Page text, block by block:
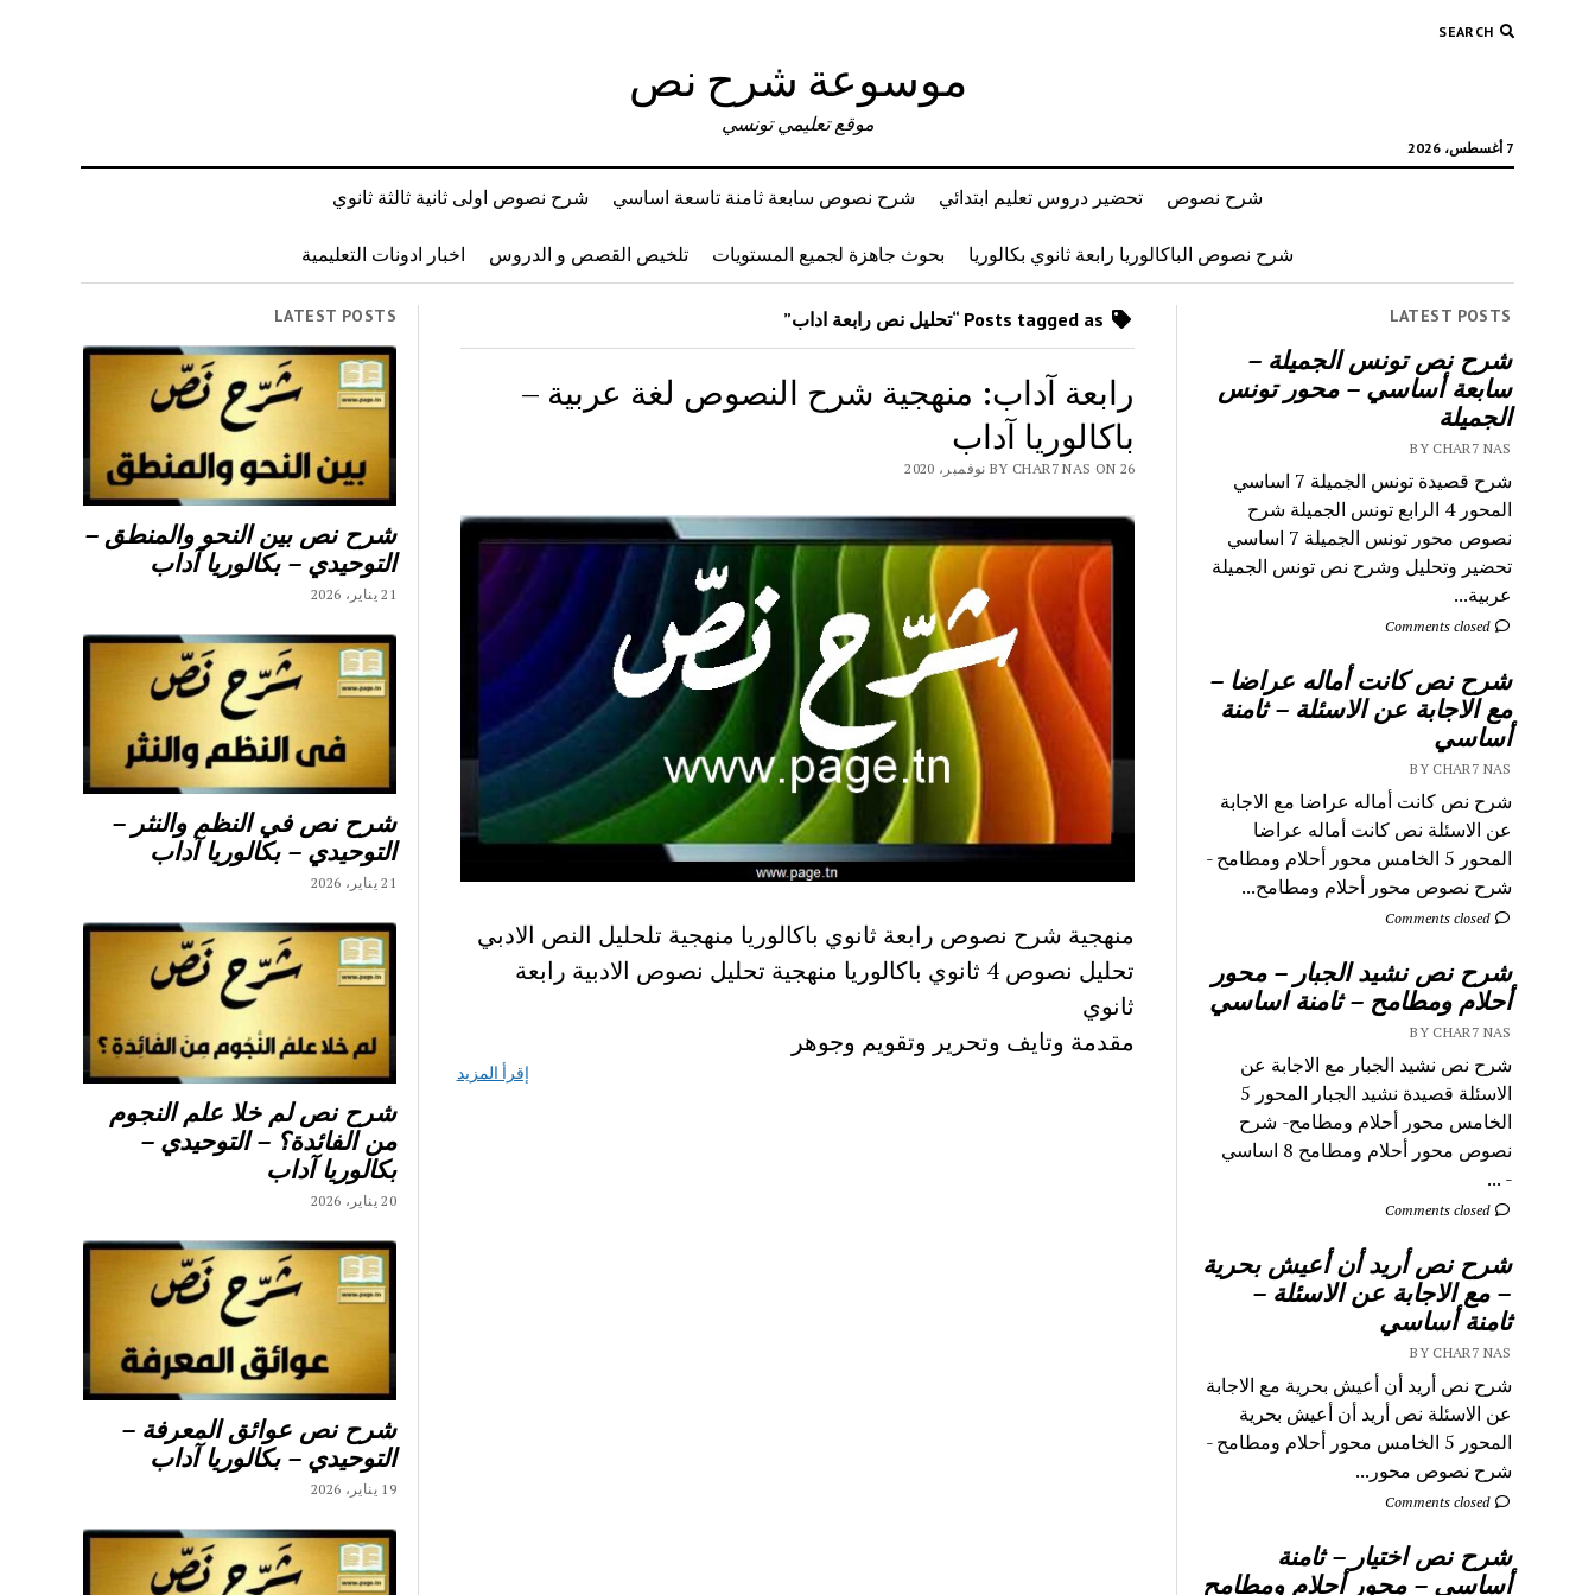
SEARCH
موسوعة شرح نص
7 أغسطس، 2026
موقع تعليمي تونسي
شرح نصوص تحضير دروس تعليم ابتدائي شرح نصوص سابعة ثامنة تاسعة اساسي شرح نصوص اولى ثانية ثالثة ثانوي
شرح نصوص الباكالوريا رابعة ثانوي بكالوريا بحوث جاهزة لجميع المستويات تلخيص القصص و الدروس اخبار ادونات التعليمية
LATEST POSTS
شرح نص تونس الجميلة –
سابعة أساسي – محور تونس
الجميلة
BY CHAR7 NAS
شرح قصيدة تونس الجميلة 7 اساسي
المحور 4 الرابع تونس الجميلة شرح
نصوص محور تونس الجميلة 7 اساسي
تحضير وتحليل وشرح نص تونس الجميلة
عربية...
Comments closed
شرح نص كانت أماله عراضا –
مع الاجابة عن الاسئلة – ثامنة
أساسي
BY CHAR7 NAS
شرح نص كانت أماله عراضا مع الاجابة
عن الاسئلة نص كانت أماله عراضا
المحور 5 الخامس محور أحلام ومطامح -
شرح نصوص محور أحلام ومطامح...
Comments closed
شرح نص نشيد الجبار – محور
أحلام ومطامح – ثامنة اساسي
BY CHAR7 NAS
شرح نص نشيد الجبار مع الاجابة عن
الاسئلة قصيدة نشيد الجبار المحور 5
الخامس محور أحلام ومطامح- شرح
نصوص محور أحلام ومطامح 8 اساسي
- ...
Comments closed
شرح نص أريد أن أعيش بحرية
– مع الاجابة عن الاسئلة –
ثامنة أساسي
BY CHAR7 NAS
شرح نص أريد أن أعيش بحرية مع الاجابة
عن الاسئلة نص أريد أن أعيش بحرية
المحور 5 الخامس محور أحلام ومطامح -
شرح نصوص محور...
Comments closed
شرح نص اختيار – ثامنة
أساسي – محور أحلام ومطامح
رابعة آداب: منهجية شرح النصوص لغة عربية –
باكالوريا آداب
BY CHAR7 NAS ON 26 نوفمبر، 2020
منهجية شرح نصوص رابعة ثانوي باكالوريا منهجية تلحليل النص الادبي
تحليل نصوص 4 ثانوي باكالوريا منهجية تحليل نصوص الادبية رابعة
ثانوي
مقدمة وتايف وتحرير وتقويم وجوهر
إقرأ المزيد
LATEST POSTS
شرح نص بين النحو والمنطق –
التوحيدي – بكالوريا آداب
21 يناير، 2026
شرح نص في النظم والنثر –
التوحيدي – بكالوريا آداب
21 يناير، 2026
شرح نص لم خلا علم النجوم
من الفائدة؟ – التوحيدي –
بكالوريا آداب
20 يناير، 2026
شرح نص عوائق المعرفة –
التوحيدي – بكالوريا آداب
19 يناير، 2026